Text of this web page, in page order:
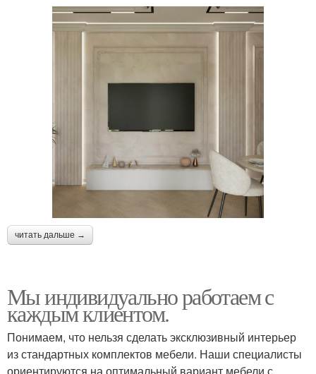
читать дальше →
Мы индивидуально работаем с
каждым клиентом.
Понимаем, что нельзя сделать эксклюзивный интерьер
из стандартных комплектов мебели. Наши специалисты